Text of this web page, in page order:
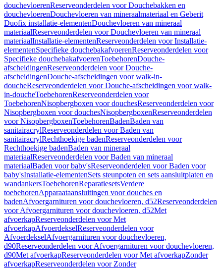
douchevloerenReserveonderdelen voor Douchebakken en
douchevloerenDouchevloeren van mineraalmateriaal en Geberit
Duofix installatie-elementenDouchevloeren van mineraal
materiaalReserveonderdelen voor Douchevloeren van mineraal
materiaalInstallatie-elementenReserveonderdelen voor Installatie-
elementenSpecifieke douchebakafvoerenReserveonderdelen voor
Specifieke douchebakafvoerenToebehorenDouche-
afscheidingenReserveonderdelen voor Douche-
afscheidingenDouche-afscheidingen voor walk-in-
doucheReserveonderdelen voor Douche-afscheidingen voor walk-
in-doucheToebehorenReserveonderdelen voor
ToebehorenNisopbergboxen voor douchesReserveonderdelen voor
Nisopbergboxen voor douchesNisopbergboxenReserveonderdelen
voor NisopbergboxenToebehorenBadenBaden van
sanitairacrylReserveonderdelen voor Baden van
sanitairacrylRechthoekige badenReserveonderdelen voor
Rechthoekige badenBaden van mineraal
materiaalReserveonderdelen voor Baden van mineraal
materiaalBaden voor baby'sReserveonderdelen voor Baden voor
baby'sInstallatie-elementenSets steunpoten en sets aansluitplaten en
wandankersToebehorenReparatiesetsVerdere
toebehorenApparaataansluitingen voor douches en
badenAfvoergarnituren voor douchevloeren, d52Reserveonderdelen
voor Afvoergarnituren voor douchevloeren, d52Met
afvoerkapReserveonderdelen voor Met
afvoerkapAfvoerdekselReserveonderdelen voor
AfvoerdekselAfvoergarnituren voor douchevloeren,
d90Reserveonderdelen voor Afvoergarnituren voor douchevloeren,
d90Met afvoerkapReserveonderdelen voor Met afvoerkapZonder
afvoerkapReserveonderdelen voor Zonder